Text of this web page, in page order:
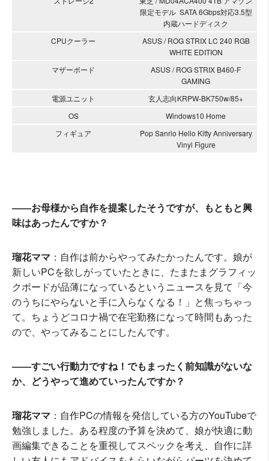
限定モデル SATA 6Gbps対応3.5型
内蔵ハードディスク
CPUクーラー
ASUS / ROG STRIX LC 240 RGB
WHITE EDITION
マザーボード
ASUS / ROG STRIX B460-F
GAMING
電源ユニット
玄人志向KRPW-BK750w/85+
OS
Windows10 Home
フィギュア
Pop Sanrio Hello Kitty Anniversary
Vinyl Figure
――お母様から自作を提案したそうですが、もともと興
味はあったんですか？
瑠花ママ ：自作は前からやってみたかったんです。娘が
新しいPCを欲しがっていたときに、たまたまグラフィッ
クボードが品薄になっているというニュースを見て「今
のうちにやらないと手に入らなくなる！」と焦っちゃっ
て。ちょうどコロナ禍で在宅勤務になって時間もあった
ので、やってみることにしたんです。
――すごい行動力ですね！でもまったく前知識がないな
か、どうやって進めていったんですか？
瑠花ママ ：自作PCの情報を発信している方のYouTubeで
勉強しました。ある程度の予算を決めて、娘が快適に動
画編集できることを重視してスペックを考え、自作に詳